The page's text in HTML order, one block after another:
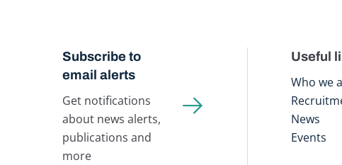
Subscribe to
email alerts
Get notifications
about news alerts,
publications and
more
Useful
Who we
News
Events